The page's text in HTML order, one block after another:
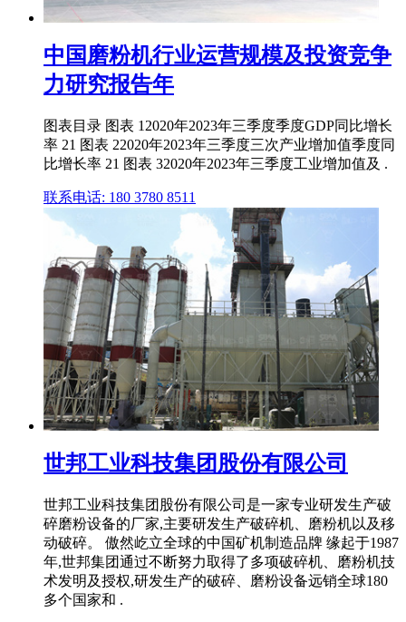
中国磨粉机行业运营规模及投资竞争
力研究报告年
图表目录 图表 12020年2023年三季度季度GDP同比增长
率 21 图表 22020年2023年三季度三次产业增加值季度同
比增长率 21 图表 32020年2023年三季度工业增加值及 .
联系电话: 180 3780 8511
世邦工业科技集团股份有限公司
世邦工业科技集团股份有限公司是一家专业研发生产破
碎磨粉设备的厂家,主要研发生产破碎机、磨粉机以及移
动破碎。 傲然屹立全球的中国矿机制造品牌 缘起于1987
年,世邦集团通过不断努力取得了多项破碎机、磨粉机技
术发明及授权,研发生产的破碎、磨粉设备远销全球180
多个国家和 .